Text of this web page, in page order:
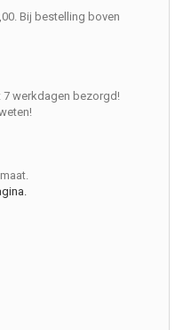
Bij bestelling boven
werkdagen bezorgd!